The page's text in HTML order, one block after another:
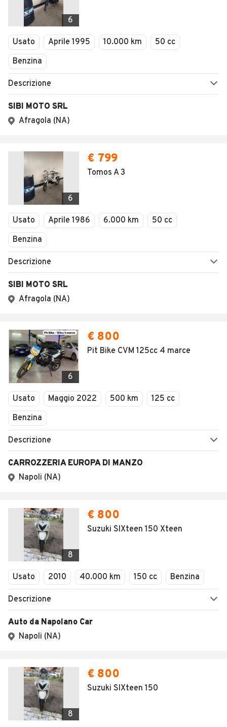
6
Usato Aprile 1995 10.000 km
50 cc
Benzina
Descrizione
SIBI MOTO SRL
Afragola (NA)
6
€ 799
Tomos A 3
Usato Aprile 1986 6.000 km
50 cc
Benzina
Descrizione
SIBI MOTO SRL
Afragola (NA)
6
€ 800
Pit Bike CVM 125cc 4 marce
Usato Maggio 2022 500 km
125 cc
Benzina
Descrizione
CARROZZERIA EUROPA DI MANZO
Napoli (NA)
8
€ 800
Suzuki SIXteen 150 Xteen
Usato 2010 40.000 km 150 cc Benzina
Descrizione
Auto da Napolano Car
Napoli (NA)
8
€ 800
Suzuki SIXteen 150